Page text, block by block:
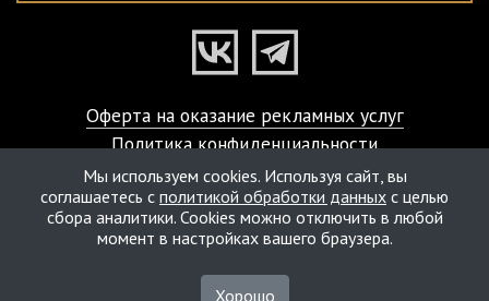
Оферта на оказание рекламных услуг
Политика конфиденциальности
© ART-VISAGE Studio Laboratory, 2000-2026
Мы используем cookies. Используя сайт, вы
соглашаетесь с политикой обработки данных с целью
сбора аналитики. Cookies можно отключить в любой
момент в настройках вашего браузера.
Хорошо